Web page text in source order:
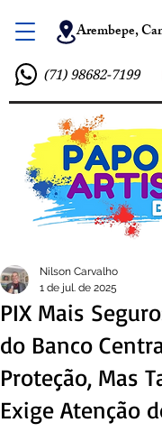
Arembepe,
(71) 98682-7199
PIX Mais
do Banco
Proteção, Mas
Exige Atenção
Nilson Carvalho
1 de jul. de 2025